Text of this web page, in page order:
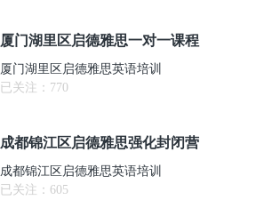
厦门湖里区启德雅思一对一课程
厦门湖里区启德雅思英语培训
已关注： 770
成都锦江区启德雅思强化封闭营
成都锦江区启德雅思英语培训
已关注： 605